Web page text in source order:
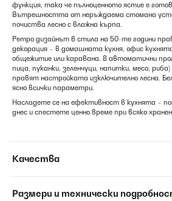
функция, така че пълноценното ястие е
Вътрешността от неръждаема стомана
почиства лесно с влажна кърпа.
Ретро дизайнът в стила на 50-те години
декорация – в домашната кухня, офис
общежитие или каравана. 8 автоматични
пица, пуканки, зеленчуци, напитки, месо,
правят настройката изключително лесна.
ясно всички параметри.
Насладете се на ефективност в кухнята –
днес и спестете ценно време при всяко
Качества
Размери и технически